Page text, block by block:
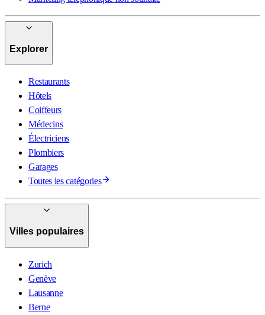
Explorer
Restaurants
Hôtels
Coiffeurs
Médecins
Électriciens
Plombiers
Garages
Toutes les catégories
Villes populaires
Zurich
Genève
Lausanne
Berne